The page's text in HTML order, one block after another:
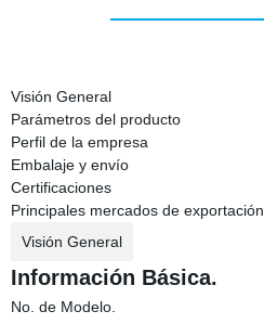
Visión General
Parámetros del producto
Perfil de la empresa
Embalaje y envío
Certificaciones
Principales mercados de exportación
Visión General
Información Básica.
No. de Modelo.